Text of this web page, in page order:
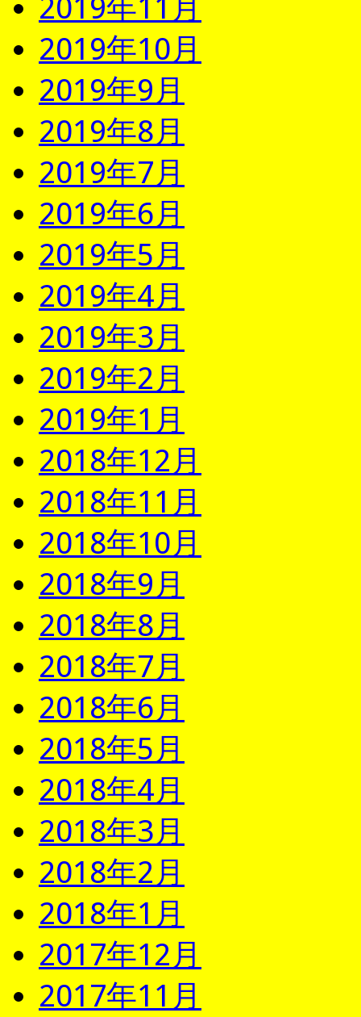
2019年11月
2019年10月
2019年9月
2019年8月
2019年7月
2019年6月
2019年5月
2019年4月
2019年3月
2019年2月
2019年1月
2018年12月
2018年11月
2018年10月
2018年9月
2018年8月
2018年7月
2018年6月
2018年5月
2018年4月
2018年3月
2018年2月
2018年1月
2017年12月
2017年11月